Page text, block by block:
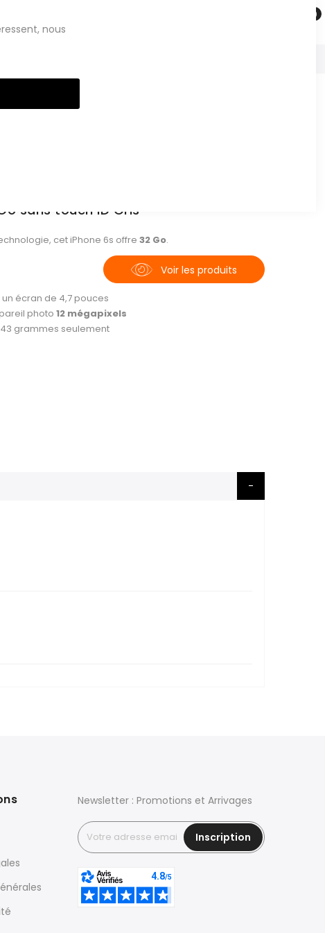
nous
sans touch ID Gris
cet iPhone 6s offre 32 Go.
Voir les produits
écran de 4,7 pouces
photo 12 mégapixels
grammes seulement
Newsletter : Promotions et Arrivages
Inscription